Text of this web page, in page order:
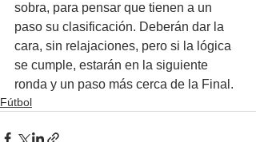
sobra, para pensar que tienen a un
paso su clasificación. Deberán dar la
cara, sin relajaciones, pero si la lógica
se cumple, estarán en la siguiente
ronda y un paso más cerca de la Final.
Fútbol